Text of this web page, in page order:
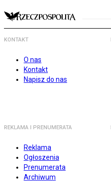
KONTAKT
O nas
Kontakt
Napisz do nas
REKLAMA I PRENUMERATA
Reklama
Ogłoszenia
Prenumerata
Archiwum